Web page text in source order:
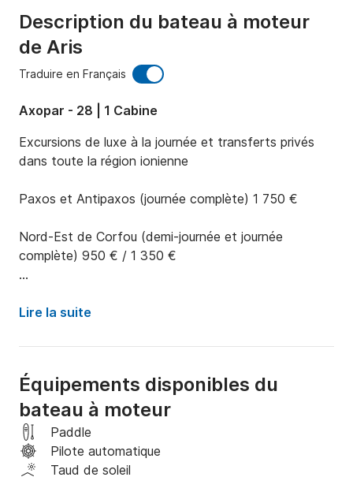
Description du bateau à moteur
de Aris
Traduire en Français
Axopar - 28 | 1 Cabine
Excursions de luxe à la journée et transferts privés
dans toute la région ionienne
Paxos et Antipaxos (journée complète) 1 750 €
Nord-Est de Corfou (demi-journée et journée
complète) 950 € / 1 350 €
Ouest de Corfou (journée complète) 1 800 €
Croisière au coucher du soleil (2/3 heures) 500 € /
700 €
Les excursions comprennent :
Lire la suite
Équipements disponibles du
bateau à moteur
Paddle
Pilote automatique
Taud de soleil